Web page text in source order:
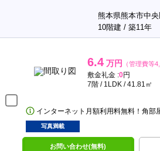
熊本県熊本市中
10階建 / 築11年
6.4 万円 （管理費等
敷金礼金 :0円
7階 / 1LDK / 41.81㎡
インターネット月額利用料無料！角部
写真満載
お問い合わせ(無料)